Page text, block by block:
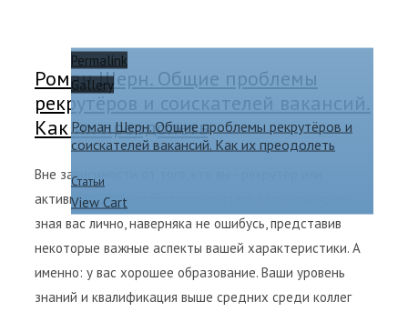
Permalink
Gallery
Роман Шерн. Общие проблемы рекрутёров и
соискателей вакансий. Как их преодолеть
Статьи
View Cart
Роман Шерн. Общие проблемы
рекрутёров и соискателей вакансий.
Как их преодолеть
Вне зависимости от того, кто вы - рекрутёр или
активно ищущий работу соискатель вакансии, я, не
зная вас лично, наверняка не ошибусь, представив
некоторые важные аспекты вашей характеристики. А
именно: у вас хорошее образование. Ваши уровень
знаний и квалификация выше средних среди коллег